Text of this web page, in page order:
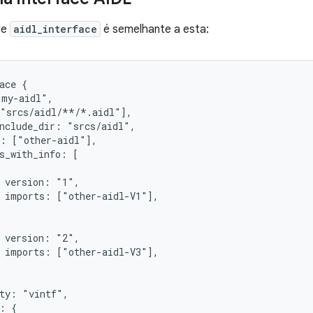
aidl_interface é semelhante a esta:
{
aidl",
aidl/**/*.aidl"],
"srcs/aidl",
["other-aidl"],
[
version: "1",
imports: ["other-aidl-V1"],
version: "2",
imports: ["other-aidl-V3"],
"vintf",
{